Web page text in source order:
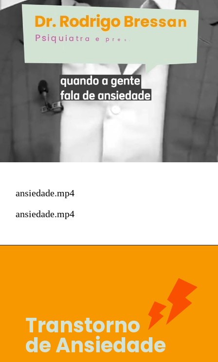
ansiedade.mp4
ansiedade.mp4
Transtorno
de Ansiedade